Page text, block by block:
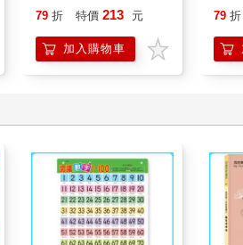
79 折 特價 213 元
加入購物車
喵
79 折